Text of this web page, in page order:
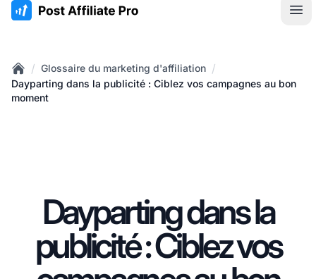
:site.title
Home
/ Glossaire du marketing d'affiliation /
Dayparting dans la publicité : Ciblez vos campagnes au bon
moment
Dayparting dans la
publicité : Ciblez vos